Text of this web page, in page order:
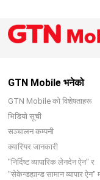
GTN Mobile भनेको
GTN Mobile को विशेषताहरू
भिडियो सूची
सञ्चालन कम्पनी
क्यारियर जानकारी
"निर्दिष्ट व्यापारिक लेनदेन ऐन" र
"सेकेन्डह्यान्ड सामान व्यापार ऐन"